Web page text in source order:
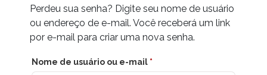
Perdeu sua senha? Digite seu nome de usuário
ou endereço de e-mail. Você receberá um link
por e-mail para criar uma nova senha.
Nome de usuário ou e-mail *